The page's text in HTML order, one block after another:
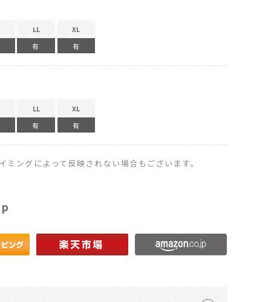
LL
有
XL
有
LL
有
XL
有
ングによって反映されない場合もございます。